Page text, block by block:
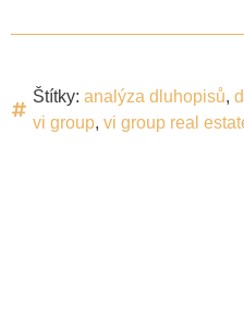
Štítky: analýza dluhopisů,
vi group, vi group real